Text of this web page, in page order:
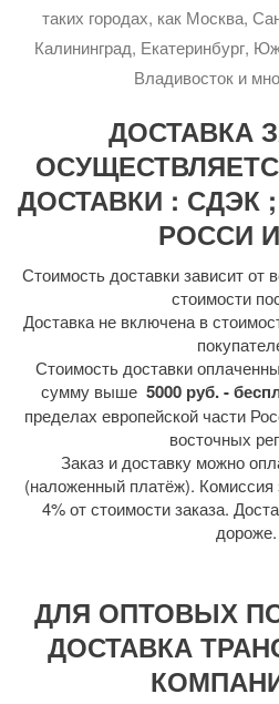
таких городах, как Москва,
Калининград, Екатеринбург,
Владивосток и
ДОСТАВКА
ДОСТАВКИ : СДЭК
РОССИ
Стоимость доставки зависит от
стоимости
Доставка не включена в
Стоимость доставки
сумму выше 5000 руб. -
пределах европейской части
восточных
Заказ и доставку можно
(наложенный платёж).
4% от стоимости заказа.
дороже.
ДЛЯ ОПТОВЫХ
ДОСТАВКА